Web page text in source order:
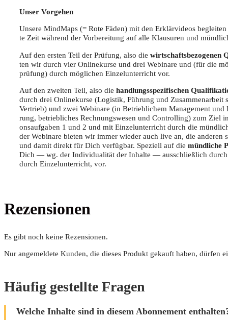
Unser Vor­ge­hen
Unse­re Mind­Maps (= Rote Fäden) mit den Erklär­vi­de­os
te Zeit wäh­rend der Vor­be­rei­tung auf alle Klau­su­ren und
Auf den ers­ten Teil der Prü­fung, also die wirt­schafts­be­zo­ge­nen
ten wir durch vier Online­kur­se und drei Web­i­na­re und (für die
prü­fung) durch mög­li­chen Ein­zel­un­ter­richt vor.
Auf den zwei­ten Teil, also die hand­lungs­spe­zi­fi­schen
durch drei Online­kur­se (Logis­tik, Füh­rung und Zusam­men­ar­beit
Ver­trieb) und zwei Web­i­na­re (in Betrieb­li­chem Manage­ment
rung, betrieb­li­ches Rech­nungs­we­sen und Con­trol­ling) zum Ziel
ons­auf­ga­ben 1 und 2 und mit Ein­zel­un­ter­richt durch die
der Web­i­na­re bie­ten wir immer wie­der auch live an, die ande­ren
und damit direkt für Dich ver­füg­bar. Spe­zi­ell auf die münd­li­che
Dich — wg. der Indi­vi­dua­li­tät der Inhal­te — aus­schließ­lich durch
durch Ein­zel­un­ter­richt, vor.
Rezensionen
Es gibt noch keine Rezensionen.
Nur angemeldete Kunden, die dieses Produkt gekauft haben, dürfen
Häufig gestellte Fragen
Welche Inhalte sind in diesem Abonnement